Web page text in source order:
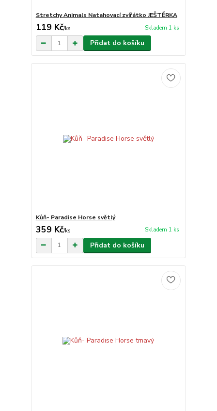
Stretchy Animals Natahovací zvířátko JEŠTĚRKA
119 Kč/ks Skladem 1 ks
Přidat do košíku
Kůň- Paradise Horse světlý
359 Kč/ks Skladem 1 ks
Přidat do košíku